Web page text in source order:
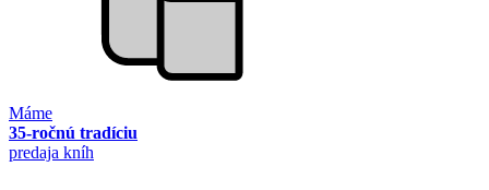
Máme
35-ročnú tradíciu
predaja kníh